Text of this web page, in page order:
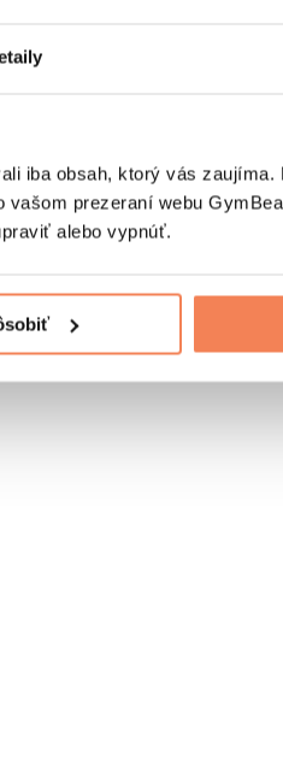
iba obsah, ktorý vás zaujíma.
prezeraní webu
alebo vypnúť.